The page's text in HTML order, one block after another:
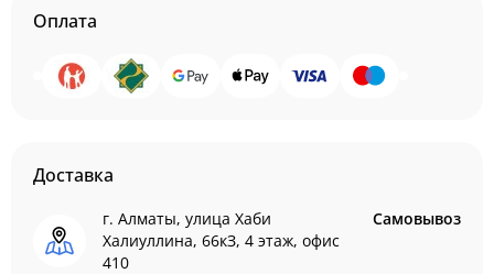
Оплата
Доставка
г. Алматы, улица Хаби
Халиуллина, 66кЗ, 4 этаж, офис
410
Самовывоз